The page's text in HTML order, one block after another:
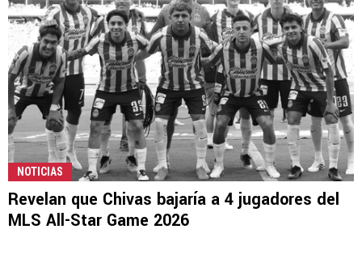
NOTICIAS
Revelan que Chivas bajaría a 4 jugadores del
MLS All-Star Game 2026